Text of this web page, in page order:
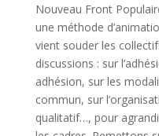
Nouveau Front
une méthode
vient souder les
discussions : sur
adhésion, sur les
commun, sur
qualitatif…, pour